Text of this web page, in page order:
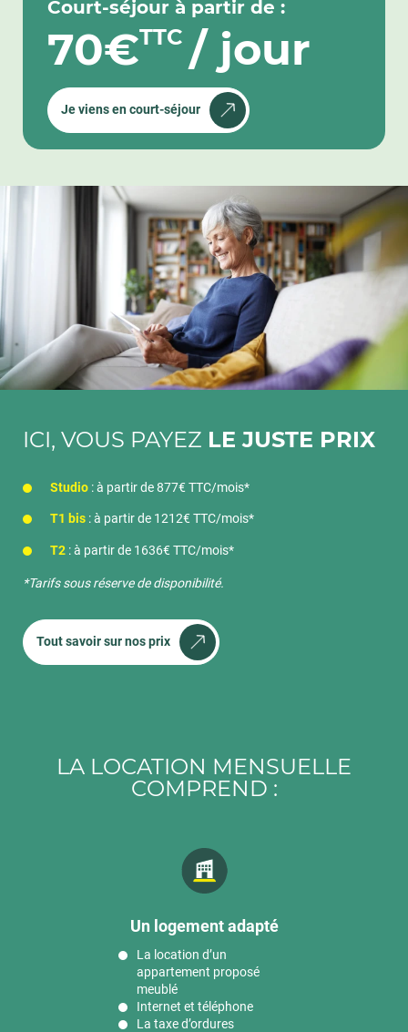
Court-séjour à partir de :
70€TTC / jour
Je viens en court-séjour
ICI, VOUS PAYEZ LE JUSTE PRIX
Studio : à partir de 877€ TTC/mois*
T1 bis : à partir de 1212€ TTC/mois*
T2 : à partir de 1636€ TTC/mois*
*Tarifs sous réserve de disponibilité.
Tout savoir sur nos prix
LA LOCATION MENSUELLE
COMPREND :
Un logement adapté
La location d’un
appartement proposé
meublé
Internet et téléphone
La taxe d’ordures